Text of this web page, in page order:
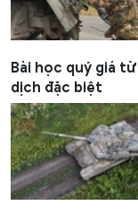
Bài học quý giá
dịch đặc biệt